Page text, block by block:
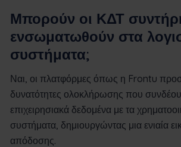
Μπορούν οι ΚΔΤ
ενσωματωθούν στα
συστήματα;
Ναι, οι πλατφόρμες όπως η Frontu
δυνατότητες ολοκλήρωσης που
επιχειρησιακά δεδομένα με τα
συστήματα, δημιουργώντας μια ενιαία
απόδοσης.